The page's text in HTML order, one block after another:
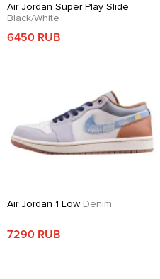
Air Jordan Super Play Slide
Black/White
6450 RUB
Air Jordan 1 Low Denim
7290 RUB